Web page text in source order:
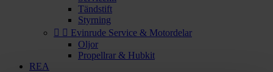
Tändstift
Styrning
  Evinrude Service & Motordelar
Oljor
Propellrar & Hubkit
REA